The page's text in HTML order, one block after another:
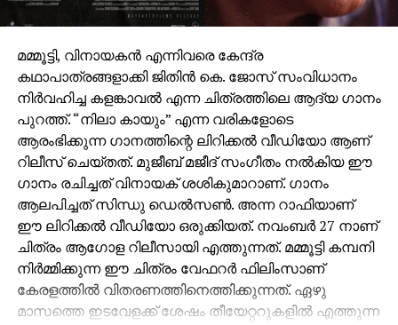
മമ്മൂട്ടി, വിനായകൻ എന്നിവരെ കേന്ദ്ര
കഥാപാത്രങ്ങളാക്കി ജിതിൻ കെ. ജോസ് സംവിധാനം
നിർവഹിച്ച കളങ്കാവൽ എന്ന ചിത്രത്തിലെ ആദ്യ ഗാനം
പുറത്ത്. “നിലാ കായും” എന്ന വരികളോടെ
ആരംഭിക്കുന്ന ഗാനത്തിന്റെ ലിറിക്കൽ വീഡിയോ ആണ്
റിലീസ് ചെയ്തത്. മുജീബ് മജീദ് സംഗീതം നൽകിയ ഈ
ഗാനം രചിച്ചത് വിനായക് ശശികുമാറാണ്. ഗാനം
ആലപിച്ചത് സിന്ധു ഡെൽസൺ. അന്ന റാഫിയാണ്
ഈ ലിറിക്കൽ വീഡിയോ ഒരുക്കിയത്. നവംബർ 27 നാണ്
ചിത്രം ആഗോള റിലീസായി എത്തുന്നത്. മമ്മൂട്ടി കമ്പനി
നിർമ്മിക്കുന്ന ഈ ചിത്രം വേഫറർ ഫിലിംസാണ്
കേരളത്തിൽ വിതരണത്തിനെത്തിക്കുന്നത്. ഏഴു
മാസത്തെ ഇടവേളക്ക് ശേഷം തീയേറ്ററുകളിൽ എത്തുന്ന